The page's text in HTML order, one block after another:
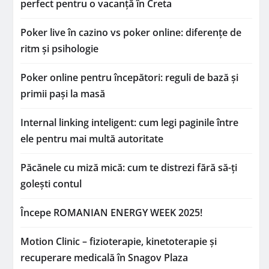
perfect pentru o vacanță în Creta
Poker live în cazino vs poker online: diferențe de
ritm și psihologie
Poker online pentru începători: reguli de bază și
primii pași la masă
Internal linking inteligent: cum legi paginile între
ele pentru mai multă autoritate
Păcănele cu miză mică: cum te distrezi fără să-ți
golești contul
Începe ROMANIAN ENERGY WEEK 2025!
Motion Clinic – fizioterapie, kinetoterapie și
recuperare medicală în Snagov Plaza